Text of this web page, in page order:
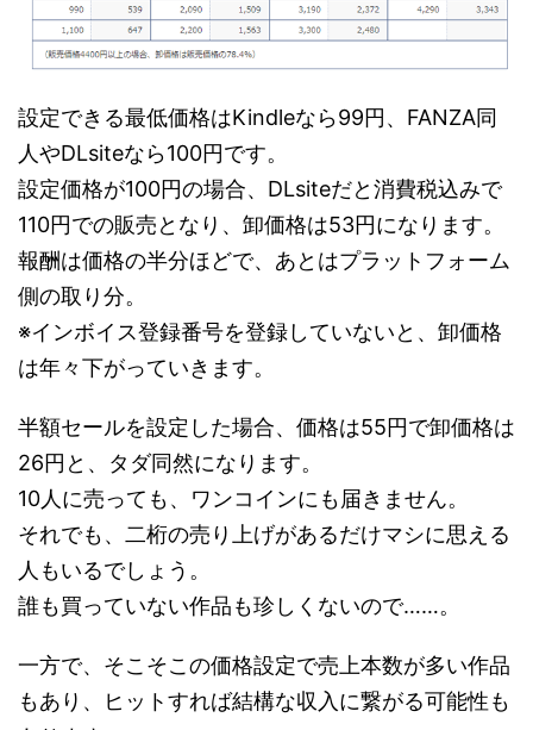
設定できる最低価格はKindleなら99円、FANZA同
人やDLsiteなら100円です。
設定価格が100円の場合、DLsiteだと消費税込みで
110円での販売となり、卸価格は53円になります。
報酬は価格の半分ほどで、あとはプラットフォーム
側の取り分。
※インボイス登録番号を登録していないと、卸価格
は年々下がっていきます。
半額セールを設定した場合、価格は55円で卸価格は
26円と、タダ同然になります。
10人に売っても、ワンコインにも届きません。
それでも、二桁の売り上げがあるだけマシに思える
人もいるでしょう。
誰も買っていない作品も珍しくないので……。
一方で、そこそこの価格設定で売上本数が多い作品
もあり、ヒットすれば結構な収入に繋がる可能性も